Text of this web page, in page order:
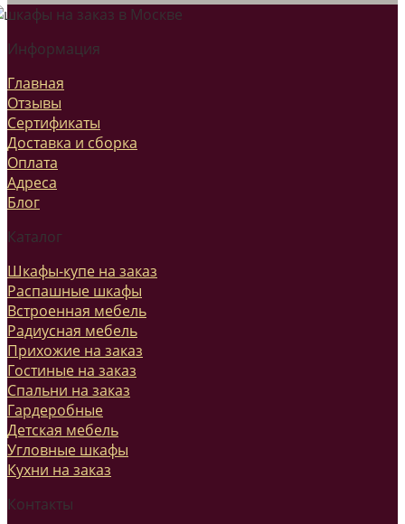
Информация
Главная
Отзывы
Сертификаты
Доставка и сборка
Оплата
Адреса
Блог
Каталог
Шкафы-купе на заказ
Распашные шкафы
Встроенная мебель
Радиусная мебель
Прихожие на заказ
Гостиные на заказ
Спальни на заказ
Гардеробные
Детская мебель
Угловные шкафы
Кухни на заказ
Контакты